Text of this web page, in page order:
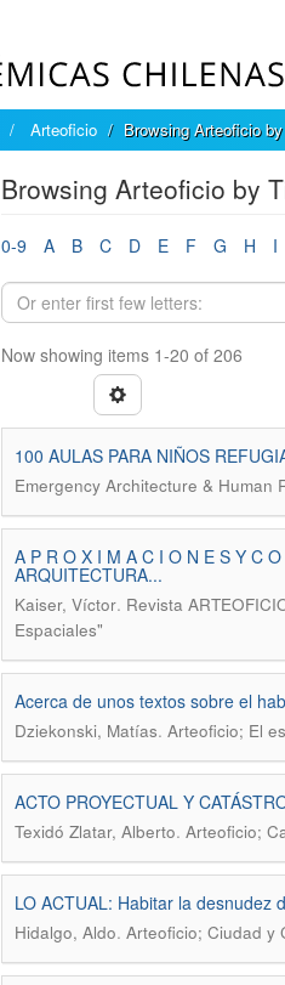
Arteoficio Browsing Arteoficio
Browsing Arteoficio by
0-9 A B C D E F G H I
Now showing items 1-20 of 206
100 AULAS PARA NIÑOS
Emergency Architecture & Human
A P R O X I M A C I O N E S Y C
ARQUITECTURA...
Kaiser, Víctor. Revista
Espaciales"
Acerca de unos textos sobre el
Dziekonski, Matías. Arteoficio; El
ACTO PROYECTUAL Y
Texidó Zlatar, Alberto. Arteoficio;
LO ACTUAL: Habitar la desnudez
Hidalgo, Aldo. Arteoficio; Ciudad y